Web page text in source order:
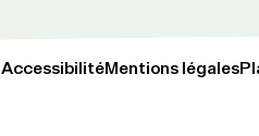
AccessibilitéMentions légales